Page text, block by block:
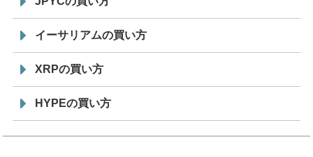
イーサリアムの買い方
XRPの買い方
HYPEの買い方